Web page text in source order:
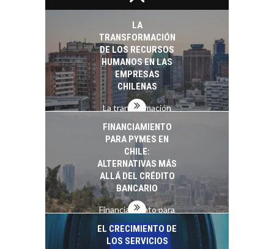
startups…
LA
TRANSFORMACIÓN
DE LOS RECURSOS
HUMANOS EN LAS
EMPRESAS
CHILENAS
La transformación
recursos humanos en
las empresas…
FINANCIAMIENTO
PARA PYMES EN
CHILE:
ALTERNATIVAS MÁS
ALLÁ DEL CRÉDITO
BANCARIO
Financiamiento para
pymes en Chile:
alternativas que
trascienden el
EL CRECIMIENTO DE
LOS SERVICIOS